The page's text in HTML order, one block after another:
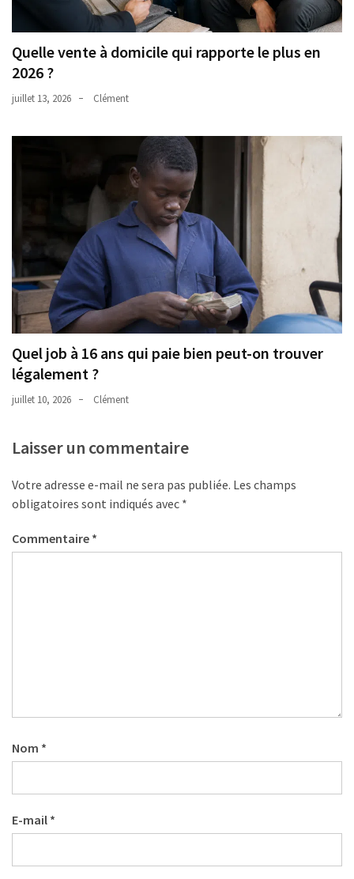
Quelle vente à domicile qui rapporte le plus en
2026 ?
juillet 13, 2026 Clément
Quel job à 16 ans qui paie bien peut-on trouver
légalement ?
juillet 10, 2026 Clément
Laisser un commentaire
Votre adresse e-mail ne sera pas publiée. Les champs
obligatoires sont indiqués avec *
Commentaire *
Nom *
E-mail *